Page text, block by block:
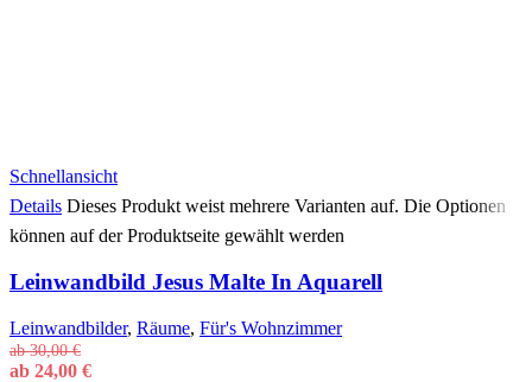
Schnellansicht
Details Dieses Produkt weist mehrere Varianten auf. Die Optionen
können auf der Produktseite gewählt werden
Leinwandbild Jesus Malte In Aquarell
Leinwandbilder, Räume, Für's Wohnzimmer
ab30,00€
ab 24,00 €